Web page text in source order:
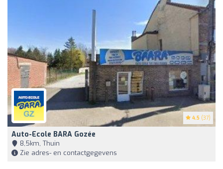
4.5 (37)
Auto-Ecole BARA Gozée
8,5km, Thuin
Zie adres- en contactgegevens